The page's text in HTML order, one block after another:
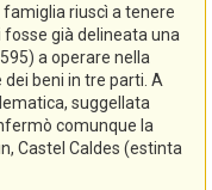
famiglia riuscì a tenere
già delineata una
a operare nella
beni in tre parti. A
suggellata
comunque la
Castel Caldes (estinta